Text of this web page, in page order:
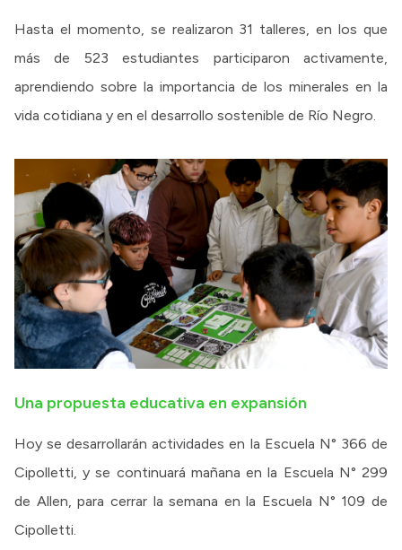
Hasta el momento, se realizaron 31 talleres, en los que
más de 523 estudiantes participaron activamente,
aprendiendo sobre la importancia de los minerales en la
vida cotidiana y en el desarrollo sostenible de Río Negro.
Una propuesta educativa en expansión
Hoy se desarrollarán actividades en la Escuela N° 366 de
Cipolletti, y se continuará mañana en la Escuela N° 299
de Allen, para cerrar la semana en la Escuela N° 109 de
Cipolletti.